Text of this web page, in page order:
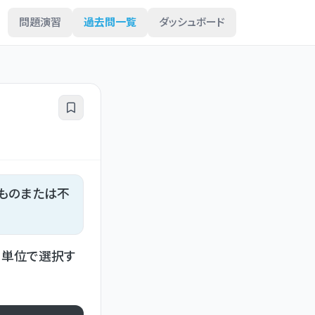
問題演習 過去問一覧 ダッシュボード
のまたは不
位で選択す